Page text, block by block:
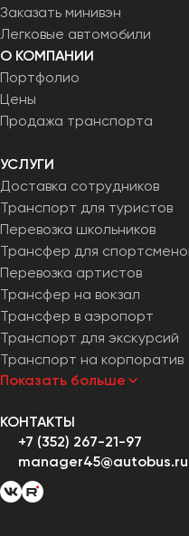
Заказать минивэн
Легковые автомобили
О КОМПАНИИ
Портфолио
Цены
Продажа транспорта
УСЛУГИ
Доставка сотрудников
Транспорт для туристов
Перевозка школьников
Трансфер для
Перевозка артистов
Трансфер на вокзал
Трансфер в аэропорт
Транспорт для экскурсий
Транспорт на корпоратив
Показать больше
КОНТАКТЫ
+7 (352) 267-21-97
manager45@autobus.ru